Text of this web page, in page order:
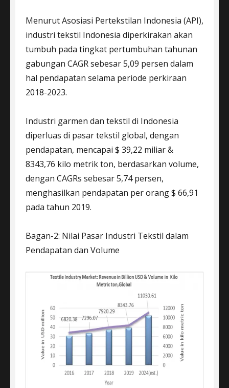
Menurut Asosiasi Pertekstilan Indonesia (API),
industri tekstil Indonesia diperkirakan akan
tumbuh pada tingkat pertumbuhan tahunan
gabungan CAGR sebesar 5,09 persen dalam
hal pendapatan selama periode perkiraan
2018-2023.
Industri garmen dan tekstil di Indonesia
diperluas di pasar tekstil global, dengan
pendapatan, mencapai $ 39,22 miliar &
8343,76 kilo metrik ton, berdasarkan volume,
dengan CAGRs sebesar 5,74 persen,
menghasilkan pendapatan per orang $ 66,91
pada tahun 2019.
Bagan-2: Nilai Pasar Industri Tekstil dalam
Pendapatan dan Volume